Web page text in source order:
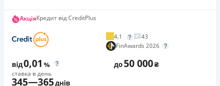
Акція: «Кешбек за друга»
Коли друг реєструється та отримує перший кредит
(від 1000 грн), клієнт автоматично отримує 400 грн
кешбеку. Акція триває до 10.12.2026
🥉 Бронза FinAwards 2026
АкціяКредит від CreditPlus
4,1
43
FinAwards 2026
від0,01 %
ставка в день
до50 000₴
345—365днів